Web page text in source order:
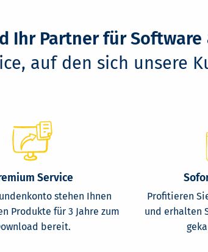
Ihr Partner für Software
auf den sich unsere
Service
stehen Ihnen
Produkte für 3 Jahre zum
bereit.
Profitieren
und erhalten